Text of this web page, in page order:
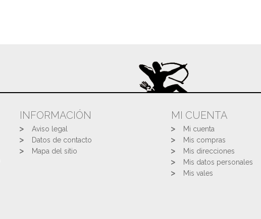
INFORMACIÓN
Aviso legal
Datos de contacto
Mapa del sitio
MI CUENTA
Mi cuenta
Mis compras
Mis direcciones
Mis datos personales
Mis vales